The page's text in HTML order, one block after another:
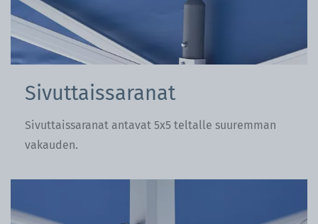
Sivuttaissaranat
Sivuttaissaranat antavat 5x5 teltalle suuremman
vakauden.